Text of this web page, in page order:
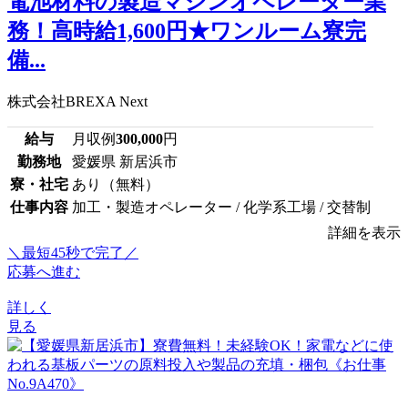
務！高時給1,600円★ワンルーム寮完
備...
株式会社BREXA Next
給与 月収例300,000円
勤務地
愛媛県 新居浜市
寮・社宅 あり（無料）
仕事内容 加工・製造オペレーター / 化学系工場 / 交替制
詳細を表示
＼最短45秒で完了／
応募へ進む
詳しく
見る